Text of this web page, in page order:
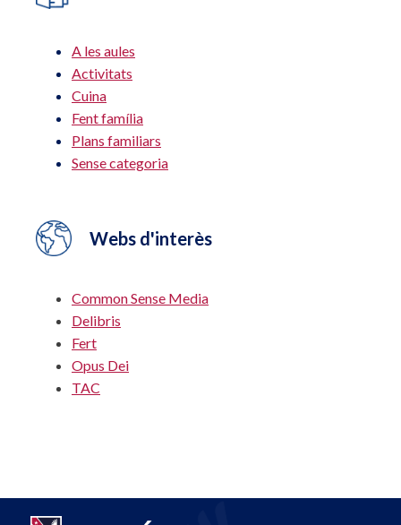
A les aules
Activitats
Cuina
Fent família
Plans familiars
Sense categoria
Webs d'interès
Common Sense Media
Delibris
Fert
Opus Dei
TAC